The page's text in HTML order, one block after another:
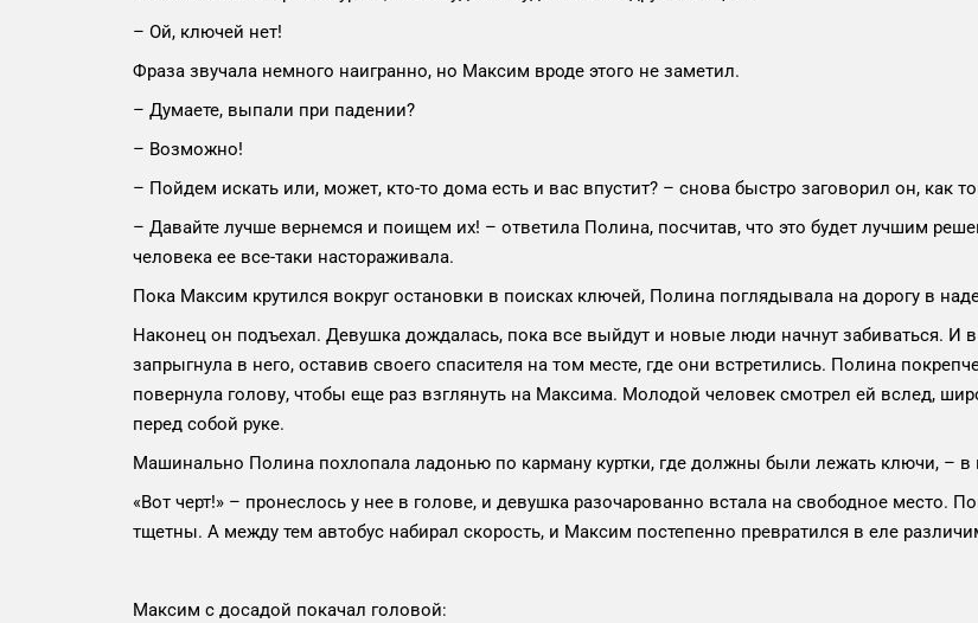
– Ой, ключей нет!
Фраза звучала немного наигранно, но Максим вроде этого не заметил.
– Думаете, выпали при падении?
– Возможно!
– Пойдем искать или, может, кто-то дома есть и вас впустит? – снова быстро заговорил он, как
– Давайте лучше вернемся и поищем их! – ответила Полина, посчитав, что это будет лучшим
человека ее все-таки настораживала.
Пока Максим крутился вокруг остановки в поисках ключей, Полина поглядывала на дорогу в
Наконец он подъехал. Девушка дождалась, пока все выйдут и новые люди начнут забиваться. И
запрыгнула в него, оставив своего спасителя на том месте, где они встретились. Полина
повернула голову, чтобы еще раз взглянуть на Максима. Молодой человек смотрел ей вслед,
перед собой руке.
Машинально Полина похлопала ладонью по карману куртки, где должны были лежать ключи, – в
«Вот черт!» – пронеслось у нее в голове, и девушка разочарованно встала на свободное место.
тщетны. А между тем автобус набирал скорость, и Максим постепенно превратился в еле
Максим с досадой покачал головой: